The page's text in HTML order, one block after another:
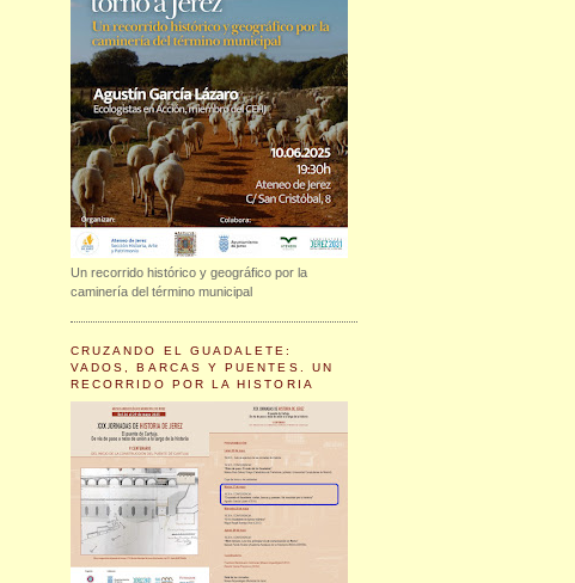
Un recorrido histórico y geográfico por la
caminería del término municipal
CRUZANDO EL GUADALETE:
VADOS, BARCAS Y PUENTES. UN
RECORRIDO POR LA HISTORIA